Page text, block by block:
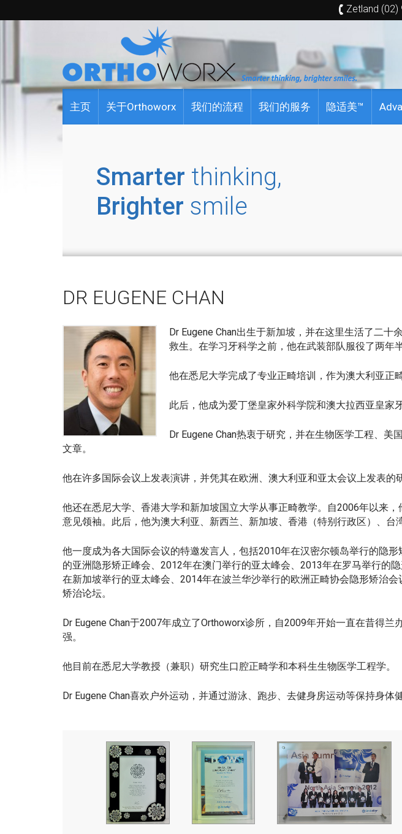
Zetland (02)
主页 关于Orthoworx 我们的流程 我们的服务 隐适美™
Smarter thinking,
Brighter smile
DR EUGENE CHAN
Dr Eugene Chan出生于新加坡，并在这里生活了二
救生。在学习牙科学之前，他在武装部队服役了两年
他在悉尼大学完成了专业正畸培训，作为澳大利亚正
此后，他成为爱丁堡皇家外科学院和澳大拉西亚皇家
Dr Eugene Chan热衷于研究，并在生物医学工程、
文章。
他在许多国际会议上发表演讲，并凭其在欧洲、澳大利亚和亚太会议上发表的
他还在悉尼大学、香港大学和新加坡国立大学从事正畸教学。自2006年以来
意见领袖。此后，他为澳大利亚、新西兰、新加坡、香港（特别行政区）、
他一度成为各大国际会议的特邀发言人，包括2010年在汉密尔顿岛举行的隐
的亚洲隐形矫正峰会、2012年在澳门举行的亚太峰会、2013年在罗马举行的
在新加坡举行的亚太峰会、2014年在波兰华沙举行的欧洲正畸协会隐形矫治
矫治论坛。
Dr Eugene Chan于2007年成立了Orthoworx诊所，自2009年开始一直在昔得
强。
他目前在悉尼大学教授（兼职）研究生口腔正畸学和本科生生物医学工程学。
Dr Eugene Chan喜欢户外运动，并通过游泳、跑步、去健身房运动等保持身体